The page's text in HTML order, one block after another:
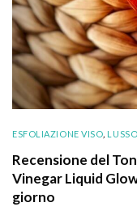
ESFOLIAZIONE VISO, LUSSO
Recensione del
Vinegar Liquid
giorno